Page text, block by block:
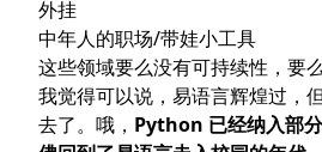
外挂
中年人的职场/带娃小工具
这些领域要么没有可持续性，要
我觉得可以说，易语言辉煌过，
去了。哦， Python 已经纳入部